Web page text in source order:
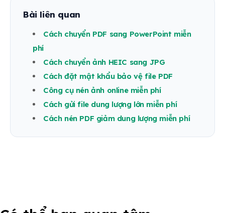
Bài liên quan
Cách chuyển PDF sang PowerPoint miễn
phí
Cách chuyển ảnh HEIC sang JPG
Cách đặt mật khẩu bảo vệ file PDF
Công cụ nén ảnh online miễn phí
Cách gửi file dung lượng lớn miễn phí
Cách nén PDF giảm dung lượng miễn phí